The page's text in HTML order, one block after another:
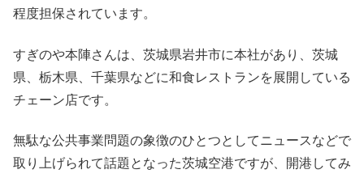
程度担保されています。
すぎのや本陣さんは、茨城県岩井市に本社があり、茨城
県、栃木県、千葉県などに和食レストランを展開している
チェーン店です。
無駄な公共事業問題の象徴のひとつとしてニュースなどで
取り上げられて話題となった茨城空港ですが、開港してみ